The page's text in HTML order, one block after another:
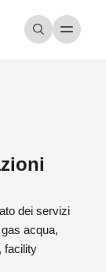
dei servizi
acqua,
facility